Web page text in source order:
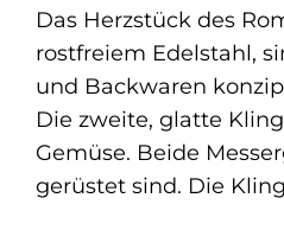
Das Herzstück des
rostfreiem Edelstahl,
und Backwaren
Die zweite, glatte
Gemüse. Beide
gerüstet sind. Die